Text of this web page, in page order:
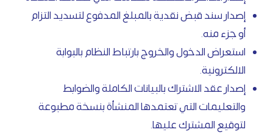
إصدار سند قبض نقدية بالمبلغ المدفوع لتسديد التزام
أو جزء منه.
استعراض الدخول والخروج بارتباط النظام بالبوابة
الالكترونية.
إصدار عقد الاشتراك بالبيانات الكاملة والضوابط
والتعليمات التي تعتمدها المنشأة بنسخة مطبوعة
لتوقيع المشترك عليها.